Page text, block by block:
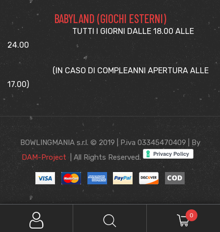
BABYLAND (GIOCHI ESTERNI)
TUTTI I GIORNI DALLE 18.00 ALLE
24.00
(IN CASO DI COMPLEANNI APERTURA ALLE
17.00)
BOWLINGMANIA s.r.l. © 2019 | P.iva 03345470409 | By
DAM-Project | All Rights Reserved.
0